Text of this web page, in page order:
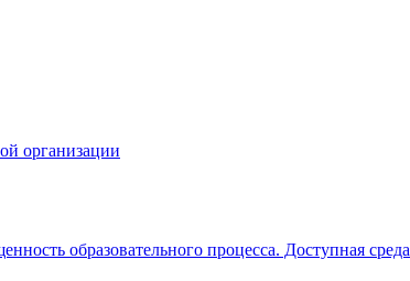
организации
образовательного процесса. Доступная среда